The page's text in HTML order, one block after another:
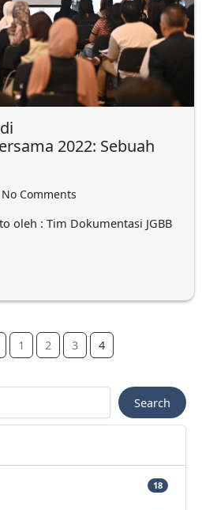
2022: Sebuah
No Comments
oleh : Tim Dokumentasi JGBB
1 2 3 4
Search
18